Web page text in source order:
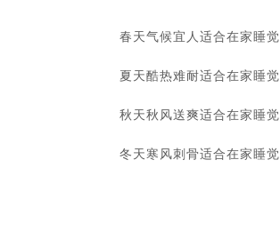
春天气候宜人适合在家睡觉
夏天酷热难耐适合在家睡觉
秋天秋风送爽适合在家睡觉
冬天寒风刺骨适合在家睡觉